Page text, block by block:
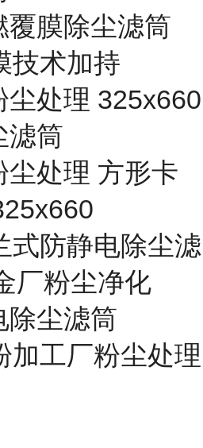
覆膜除尘滤筒
技术加持
尘处理 325x660
滤筒
尘处理 方形卡
式防静电除尘滤
厂粉尘净化
除尘滤筒
加工厂粉尘处理